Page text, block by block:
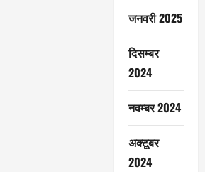
जनवरी 2025
दिसम्बर
2024
नवम्बर 2024
अक्टूबर
2024